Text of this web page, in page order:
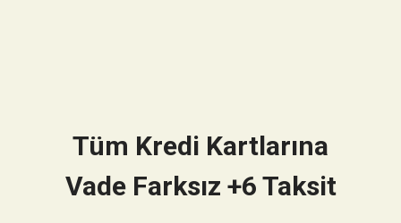
Tüm Kredi Kartlarına
Vade Farksız +6 Taksit